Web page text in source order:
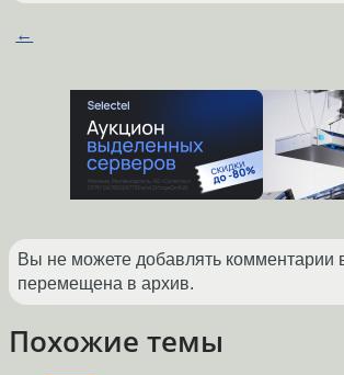
←
Вы не можете добавлять комментарии
перемещена в архив.
Похожие темы